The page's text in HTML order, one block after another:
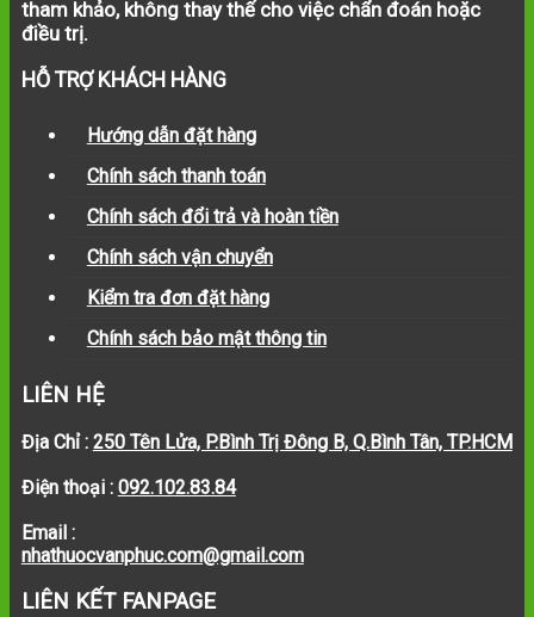
tham khảo, không thay thế cho việc chẩn đoán hoặc
điều trị.
HỖ TRỢ KHÁCH HÀNG
Hướng dẫn đặt hàng
Chính sách thanh toán
Chính sách đổi trả và hoàn tiền
Chính sách vận chuyển
Kiểm tra đơn đặt hàng
Chính sách bảo mật thông tin
LIÊN HỆ
Địa Chỉ : 250 Tên Lửa, P.Bình Trị Đông B, Q.Bình Tân, TP.HCM
Điện thoại : 092.102.83.84
Email :
nhathuocvanphuc.com@gmail.com
LIÊN KẾT FANPAGE